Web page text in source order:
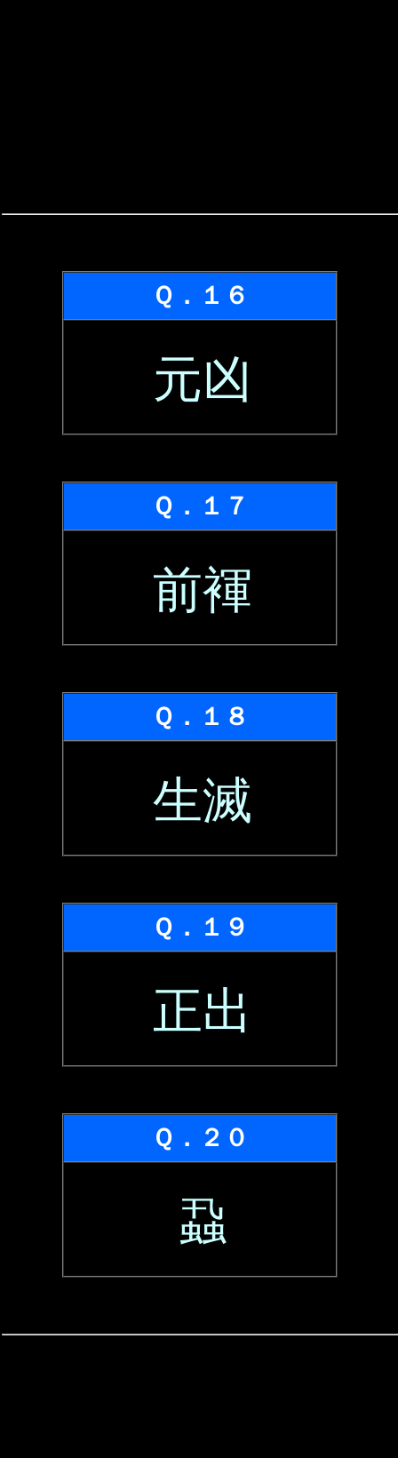
Ｑ．１６
元凶
Ｑ．１７
前褌
Ｑ．１８
生滅
Ｑ．１９
正出
Ｑ．２０
蝨